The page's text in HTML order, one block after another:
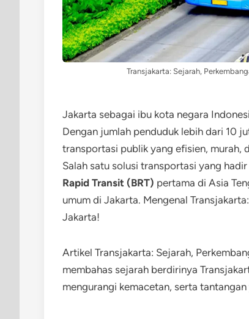
Transjakarta: Sejarah,
Jakarta sebagai ibu kota negara
Dengan jumlah penduduk lebih dari 10
transportasi publik yang efisien, murah,
Salah satu solusi transportasi yang
Rapid Transit (BRT) pertama di Asia
umum di Jakarta. Mengenal
Jakarta!
Artikel Transjakarta: Sejarah,
membahas sejarah berdirinya
mengurangi kemacetan, serta